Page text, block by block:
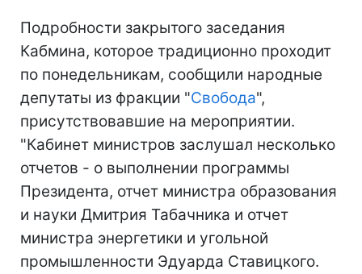
Подробности закрытого заседания
Кабмина, которое традиционно проходит
по понедельникам, сообщили народные
депутаты из фракции "Свобода",
присутствовавшие на мероприятии.
"Кабинет министров заслушал несколько
отчетов - о выполнении программы
Президента, отчет министра образования
и науки Дмитрия Табачника и отчет
министра энергетики и угольной
промышленности Эдуарда Ставицкого.